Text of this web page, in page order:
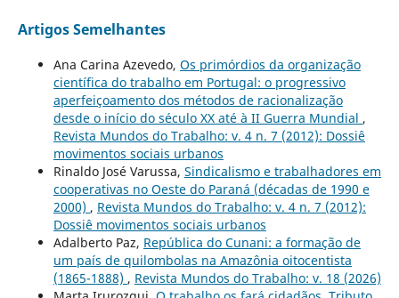
Artigos Semelhantes
Ana Carina Azevedo, Os primórdios da organização
científica do trabalho em Portugal: o progressivo
aperfeiçoamento dos métodos de racionalização
desde o início do século XX até à II Guerra Mundial ,
Revista Mundos do Trabalho: v. 4 n. 7 (2012): Dossiê
movimentos sociais urbanos
Rinaldo José Varussa, Sindicalismo e trabalhadores em
cooperativas no Oeste do Paraná (décadas de 1990 e
2000) , Revista Mundos do Trabalho: v. 4 n. 7 (2012):
Dossiê movimentos sociais urbanos
Adalberto Paz, República do Cunani: a formação de
um país de quilombolas na Amazônia oitocentista
(1865-1888) , Revista Mundos do Trabalho: v. 18 (2026)